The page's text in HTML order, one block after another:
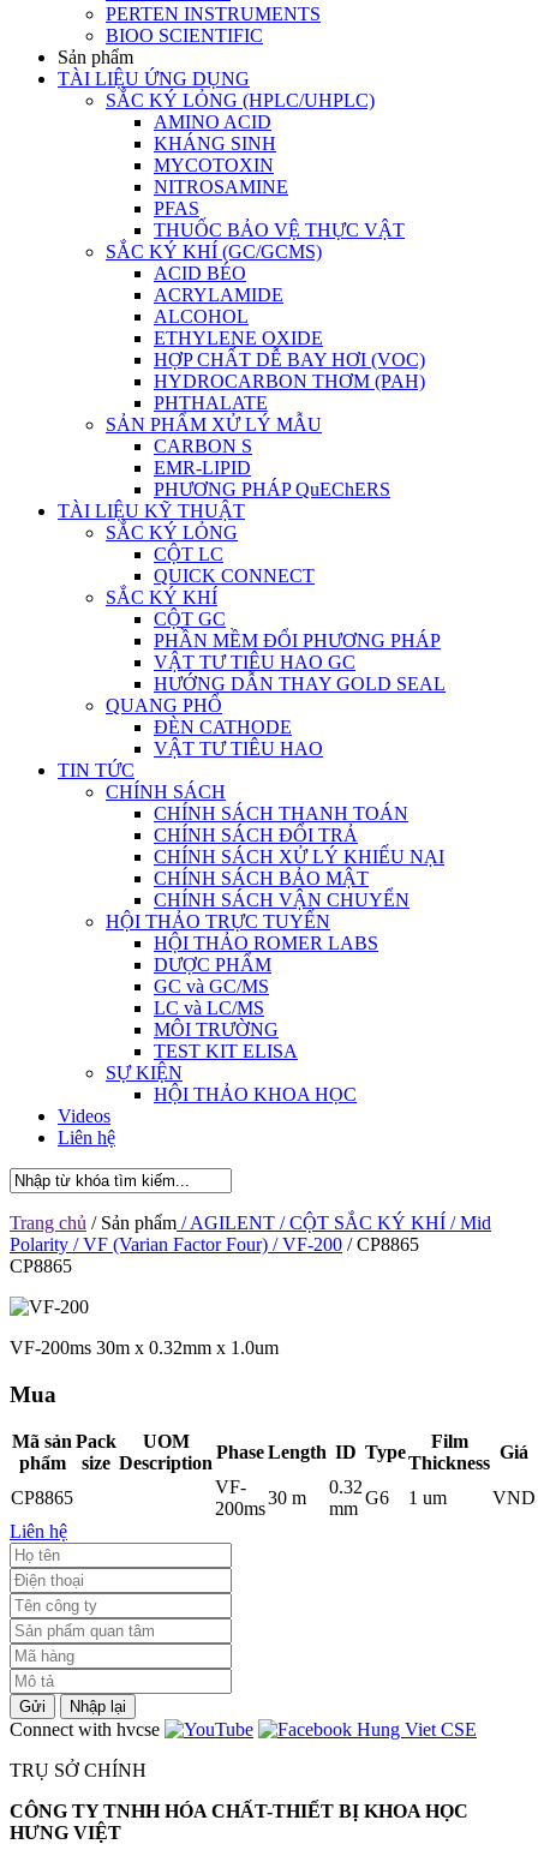
PERTEN INSTRUMENTS
BIOO SCIENTIFIC
Sản phẩm
TÀI LIỆU ỨNG DỤNG
SẮC KÝ LỎNG (HPLC/UHPLC)
AMINO ACID
KHÁNG SINH
MYCOTOXIN
NITROSAMINE
PFAS
THUỐC BẢO VỆ THỰC VẬT
SẮC KÝ KHÍ (GC/GCMS)
ACID BÉO
ACRYLAMIDE
ALCOHOL
ETHYLENE OXIDE
HỢP CHẤT DỄ BAY HƠI (VOC)
HYDROCARBON THƠM (PAH)
PHTHALATE
SẢN PHẨM XỬ LÝ MẪU
CARBON S
EMR-LIPID
PHƯƠNG PHÁP QuEChERS
TÀI LIỆU KỸ THUẬT
SẮC KÝ LỎNG
CỘT LC
QUICK CONNECT
SẮC KÝ KHÍ
CỘT GC
PHẦN MỀM ĐỔI PHƯƠNG PHÁP
VẬT TƯ TIÊU HAO GC
HƯỚNG DẪN THAY GOLD SEAL
QUANG PHỔ
ĐÈN CATHODE
VẬT TƯ TIÊU HAO
TIN TỨC
CHÍNH SÁCH
CHÍNH SÁCH THANH TOÁN
CHÍNH SÁCH ĐỔI TRẢ
CHÍNH SÁCH XỬ LÝ KHIẾU NẠI
CHÍNH SÁCH BẢO MẬT
CHÍNH SÁCH VẬN CHUYỂN
HỘI THẢO TRỰC TUYẾN
HỘI THẢO ROMER LABS
DƯỢC PHẨM
GC và GC/MS
LC và LC/MS
MÔI TRƯỜNG
TEST KIT ELISA
SỰ KIỆN
HỘI THẢO KHOA HỌC
Videos
Liên hệ
Trang chủ / Sản phẩm / AGILENT / CỘT SẮC KÝ KHÍ / Mid
Polarity / VF (Varian Factor Four) / VF-200 / CP8865
CP8865
VF-200ms 30m x 0.32mm x 1.0um
Mua
Mã sản
phẩm
Pack
size
UOM
Description
PhaseLength ID Type
Film
Thickness
Giá
CP8865
VF-
200ms
30 m
0.32
mm
G6 1 um
VND
Liên hệ
Gửi Nhập lại
Connect with hvcse
TRỤ SỞ CHÍNH
CÔNG TY TNHH HÓA CHẤT-THIẾT BỊ KHOA HỌC
HƯNG VIỆT